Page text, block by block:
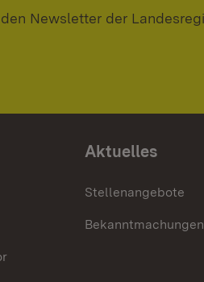
Newsletter der
Aktuelles
Stellenangebote
Bekanntmachungen